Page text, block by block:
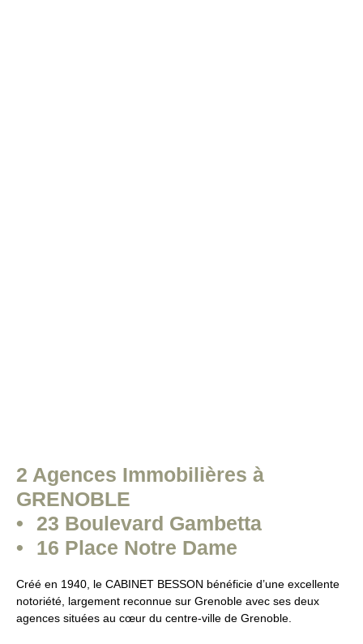
2 Agences Immobilières à
GRENOBLE
23 Boulevard Gambetta
16 Place Notre Dame
Créé en 1940, le CABINET BESSON bénéficie d’une excellente
notoriété, largement reconnue sur Grenoble avec ses deux
agences situées au cœur du centre-ville de Grenoble.